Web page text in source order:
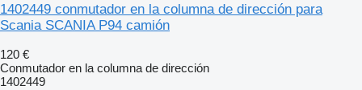
1402449 conmutador en la columna de dirección para
Scania SCANIA P94 camión
120 €
Conmutador en la columna de dirección
1402449